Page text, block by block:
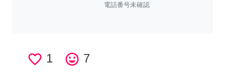
電話番号未確認
favorite_border 1 tag_faces 7